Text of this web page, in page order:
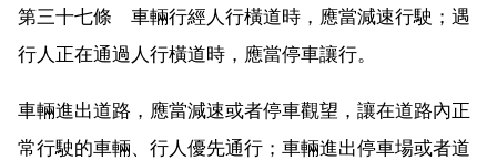
第三十七條 車輛行經人行橫道時，應當減速行駛；遇
行人正在通過人行橫道時，應當停車讓行。
車輛進出道路，應當減速或者停車觀望，讓在道路內正
常行駛的車輛、行人優先通行；車輛進出停車場或者道